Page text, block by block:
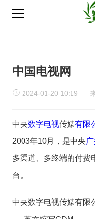
中国电视网
2024-01-20 10:19
中央数字电视传媒有限
2003年10月，是中央
多渠道、多终端的付费
台。
中央数字电视传媒有限